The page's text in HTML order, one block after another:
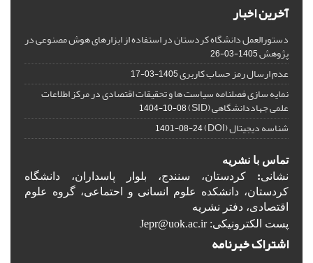
آخرین اخبار
دستورالعمل دانشگاه کردستان در استفاده از ابزارهای هوش مصنوعی در
پژوهش1405-03-26
عدم ارسال رمز حساب کاربری1405-03-17
نمایه سازی فصلنامه سیاست ها و تحقیقات اقتصادی در مرکز اطلاعات
علمی جهاددانشگاهی (SID) 1404-10-08
شناسه دیجیتال (DOI) 1401-08-24
تماس با نشریه
نشانی: کردستان، سنندج، بلوار پاسداران، دانشگاه
کردستان، دانشکده علوم انسانی و احتماعی، گروه علوم
اقتصادی، دفتر نشریه
پست الکترونیکی: Jepr@uok.ac.ir
اشتراک خبرنامه